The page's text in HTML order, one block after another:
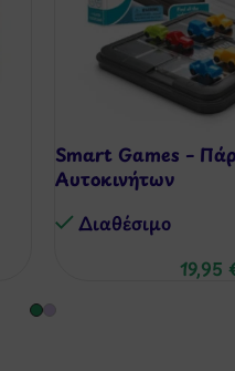
Smart Games –
Αυτοκινήτων
Διαθέσιμo
19,95